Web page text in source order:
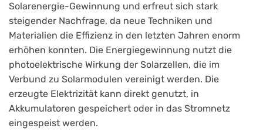
Solarenergie-Gewinnung und erfreut sich stark
steigender Nachfrage, da neue Techniken und
Materialien die Effizienz in den letzten Jahren enorm
erhöhen konnten. Die Energiegewinnung nutzt die
photoelektrische Wirkung der Solarzellen, die im
Verbund zu Solarmodulen vereinigt werden. Die
erzeugte Elektrizität kann direkt genutzt, in
Akkumulatoren gespeichert oder in das Stromnetz
eingespeist werden.